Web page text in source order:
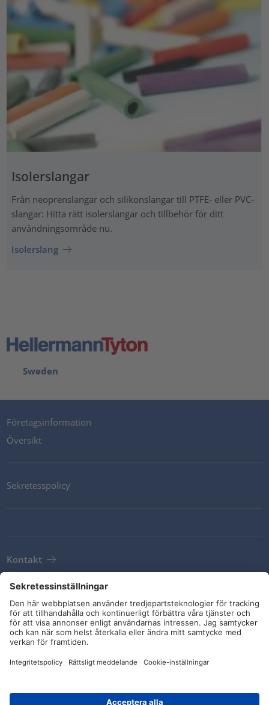
Isolerslangar
Från neoprenslangar och silikonslangar till PTFE- eller PVC-
slangar: Hitta rätt isolerslangar och tillbehör för ditt
användningsområde nu.
Isolerslang
Sweden
Företagsinformation
Översikt
Sekretesspolicy
Kontakt
Leveransvillkor
Riktlinjer och åtaganden
Sociala medier